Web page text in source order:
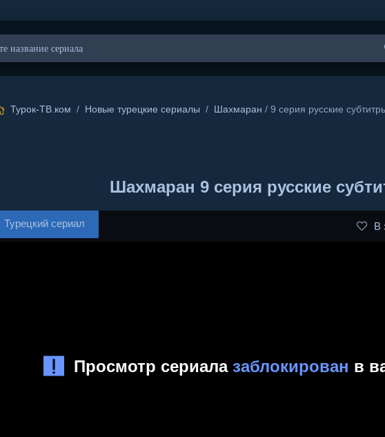
Турок-ТВ.ком / Новые турецкие сериалы / Шахмаран / 9 серия русские
Шахмаран 9 серия русские
Турецкий сериал В